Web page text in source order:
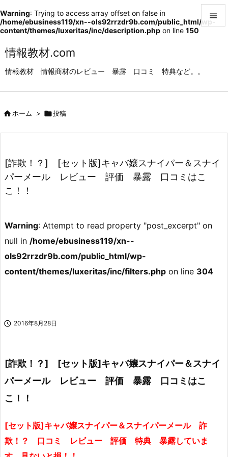
Warning: Trying to access array offset on false in
/home/ebusiness119/xn--ols92rrzdr9b.com/public_html/wp-
content/themes/luxeritas/inc/description.php on line 150
情報教材.com
情報教材 情報商材のレビュー 暴露 口コミ 特典など。。


ホーム > 投稿
[詐欺！？] [セット版]キャバ嬢スナイパー＆スナイ
パーメール レビュー 評価 暴露 口コミはこ
こ！！
Warning: Attempt to read property "post_excerpt" on
null in /home/ebusiness119/xn--
ols92rrzdr9b.com/public_html/wp-
content/themes/luxeritas/inc/filters.php on line 304
 2016年8月28日
[詐欺！？] [セット版]キャバ嬢スナイパー＆スナイ
パーメール レビュー 評価 暴露 口コミはこ
こ！！
[セット版]キャバ嬢スナイパー＆スナイパーメール 詐
欺！？ 口コミ レビュー 評価 特典 暴露していま